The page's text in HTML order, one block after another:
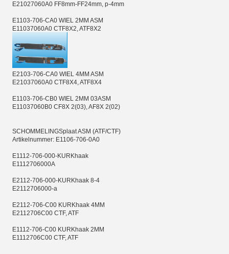
E21027060A0 FF8mm-FF24mm, p-4mm
E1103-706-CA0 WIEL 2MM ASM
E11037060A0 CTF8X2, ATF8X2
E2103-706-CA0 WIEL 4MM ASM
E21037060A0 CTF8X4, ATF8X4
E1103-706-CB0 WIEL 2MM 03ASM
E11037060B0 CF8X 2(03), AF8X 2(02)
SCHOMMELINGSplaat ASM (ATF/CTF)
Artikelnummer: E1106-706-0A0
E1112-706-000-KURKhaak
E1112706000A
E2112-706-000-KURKhaak 8-4
E2112706000-a
E2112-706-C00 KURKhaak 4MM
E2112706C00 CTF, ATF
E1112-706-C00 KURKhaak 2MM
E1112706C00 CTF, ATF